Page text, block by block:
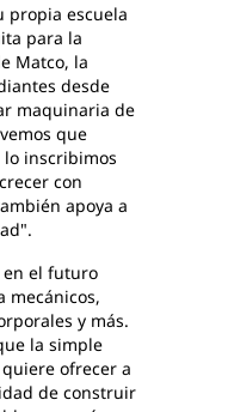
propia escuela
para la
Matco, la
desde
maquinaria de
que
inscribimos
con
apoya a
en el futuro
mecánicos,
y más.
la simple
ofrecer a
de construir